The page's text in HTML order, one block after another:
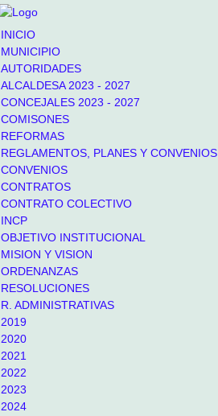
INICIO
MUNICIPIO
AUTORIDADES
ALCALDESA 2023 - 2027
CONCEJALES 2023 - 2027
COMISONES
REFORMAS
REGLAMENTOS, PLANES Y CONVENIOS
CONVENIOS
CONTRATOS
CONTRATO COLECTIVO
INCP
OBJETIVO INSTITUCIONAL
MISION Y VISION
ORDENANZAS
RESOLUCIONES
R. ADMINISTRATIVAS
2019
2020
2021
2022
2023
2024